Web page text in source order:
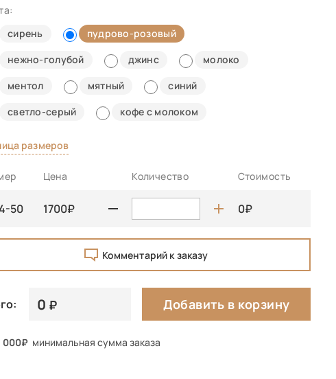
сирень
пудрово-розовый
нежно-голубой
джинс
молоко
ментол
мятный
синий
светло-серый
кофе с молоком
размеров
Цена Количество Стоимость
50 1700 0
Комментарий к заказу
0 Добавить в корзину
000 минимальная сумма заказа